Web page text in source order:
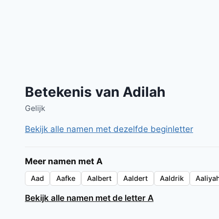
Betekenis van Adilah
Gelijk
Bekijk alle namen met dezelfde beginletter
Meer namen met A
Aad Aafke Aalbert Aaldert Aaldrik
Bekijk alle namen met de letter A